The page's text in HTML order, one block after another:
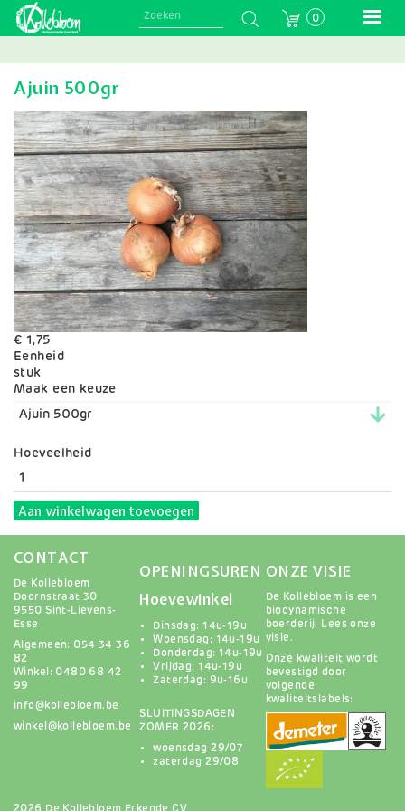
Skip
0
Ajuin 500gr
€ 1,75
Eenheid
stuk
Variaties
Maak een keuze
Hoeveelheid
Aan winkelwagen toevoegen
CONTACT
De Kollebloem
Doornstraat 30
9550 Sint-Lievens-
Esse
Algemeen: 054 34 36
82
Winkel: 0480 68 42
99
info@kollebloem.be
winkel@kollebloem.be
OPENINGSUREN
Hoevewinkel
Dinsdag: 14u-19u
Woensdag: 14u-19u
Donderdag: 14u-19u
Vrijdag: 14u-19u
Zaterdag: 9u-16u
SLUITINGSDAGEN
ZOMER 2026:
woensdag 29/07
zaterdag 29/08
ONZE VISIE
De Kollebloem is een
biodynamische
boerderij.
Lees onze
visie .
Onze kwaliteit wordt
bevestigd door
volgende
kwaliteitslabels:
2026 De Kollebloem Erkende CV